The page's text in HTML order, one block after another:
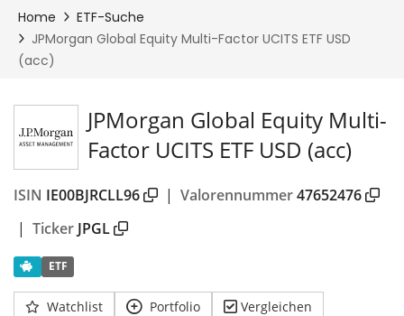
JPMorgan Global Equity Multi-
Factor UCITS ETF USD (acc)
ISIN IE00BJRCLL96 | Valorennummer47652476
| Ticker JPGL
ETF
Watchlist Portfolio Vergleichen